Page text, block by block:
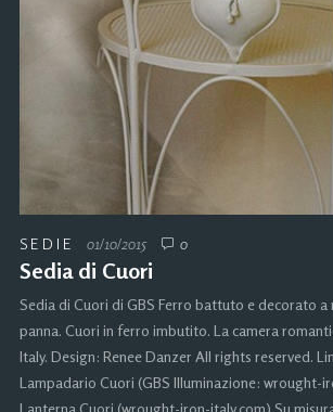
SEDIE 01/10/2015 0
Sedia di Cuori
Sedia di Cuori di GBS Ferro battuto e decorato a
panna. Cuori in ferro imbutito. La camera
Italy. Design: Renee Danzer All rights reserved.
Lampadario Cuori (GBS Illuminazione: wrought-